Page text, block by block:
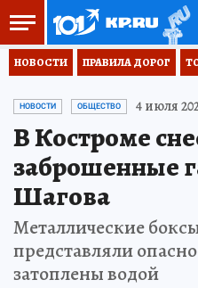
НОВОСТИ ПРАВИЛА ДОРОГ
НОВОСТИ ОБЩЕСТВО 4 июля
В Костроме
заброшенные
Шагова
Металлические
представляли
затоплены водой